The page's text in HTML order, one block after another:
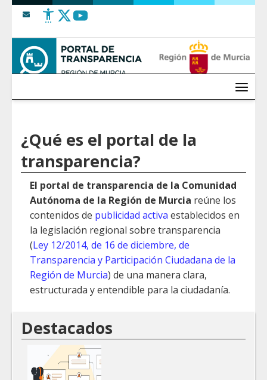
Saltar al contenido
Menú
¿Qué es el portal de la
transparencia?
El portal de transparencia de la Comunidad
Autónoma de la Región de Murcia reúne los
contenidos de publicidad activa establecidos en
la legislación regional sobre transparencia
(Ley 12/2014, de 16 de diciembre, de
Transparencia y Participación Ciudadana de la
Región de Murcia) de una manera clara,
estructurada y entendible para la ciudadanía.
Destacados